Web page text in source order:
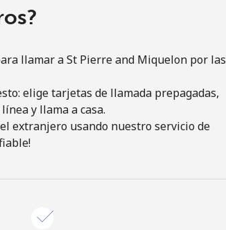
llamar a St Pierre and Miquelon por las
elige tarjetas de llamada prepagadas,
y llama a casa.
extranjero usando nuestro servicio de